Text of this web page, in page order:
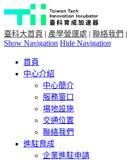
臺科大首頁 | 產學營運處 | 聯絡我們 |
Show Navigation Hide Navigation
首頁
中心介紹
中心簡介
服務窗口
場地設施
交通位置
聯絡我們
進駐育成
企業進駐申請